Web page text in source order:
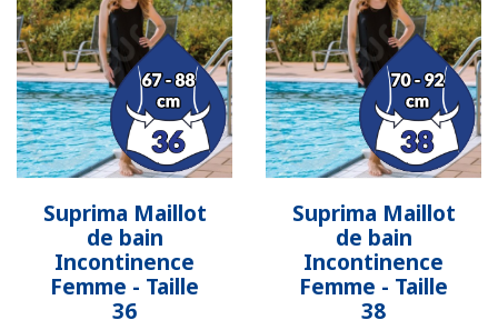
Suprima Maillot
de bain
Incontinence
Femme - Taille
36
Suprima Maillot
de bain
Incontinence
Femme - Taille
38